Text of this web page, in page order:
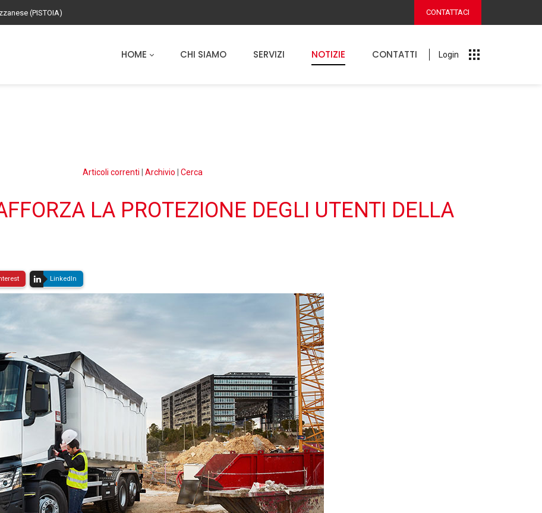
(PISTOIA) CONTATTACI
HOME CHI SIAMO SERVIZI NOTIZIE CONTATTI Login
Articoli correnti Archivio Cerca
LA PROTEZIONE DEGLI UTENTI DELLA
LinkedIn